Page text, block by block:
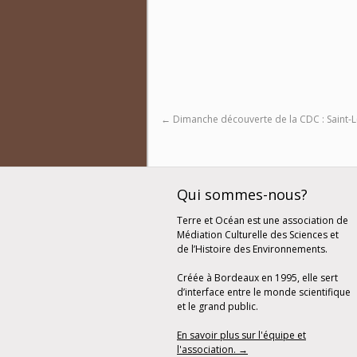
← Dimanche découverte de la CDC : Saint-
Qui sommes-nous?
Terre et Océan est une association de
Médiation Culturelle des Sciences et
de l’Histoire des Environnements.
Créée à Bordeaux en 1995, elle sert
d’interface entre le monde scientifique
et le grand public.
En savoir plus sur l'équipe et
l'association. →